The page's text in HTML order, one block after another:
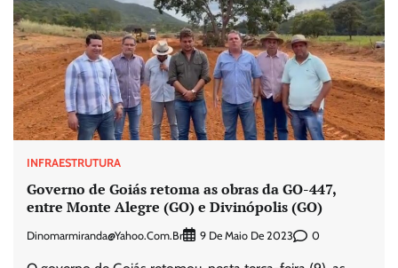
INFRAESTRUTURA
Governo de Goiás retoma as obras da GO-447,
entre Monte Alegre (GO) e Divinópolis (GO)
Dinomarmiranda@yahoo.com.br 9 De Maio De 2023 0